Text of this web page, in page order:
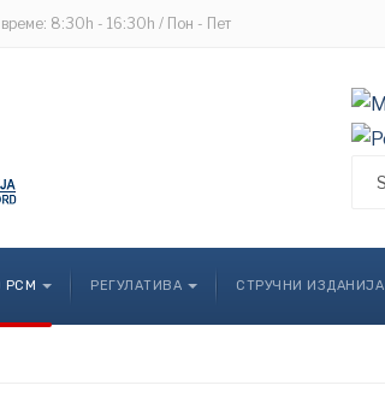
време: 8:30h - 16:30h / Пон - Пет
РСМ РЕГУЛАТИВА СТРУЧНИ ИЗДАНИЈА